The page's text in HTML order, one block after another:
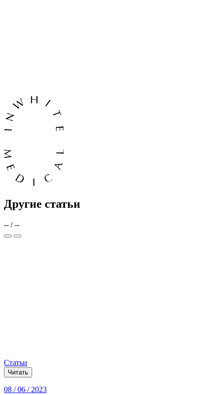
Другие статьи
-- / --
Статьи
Читать
08 / 06 / 2023